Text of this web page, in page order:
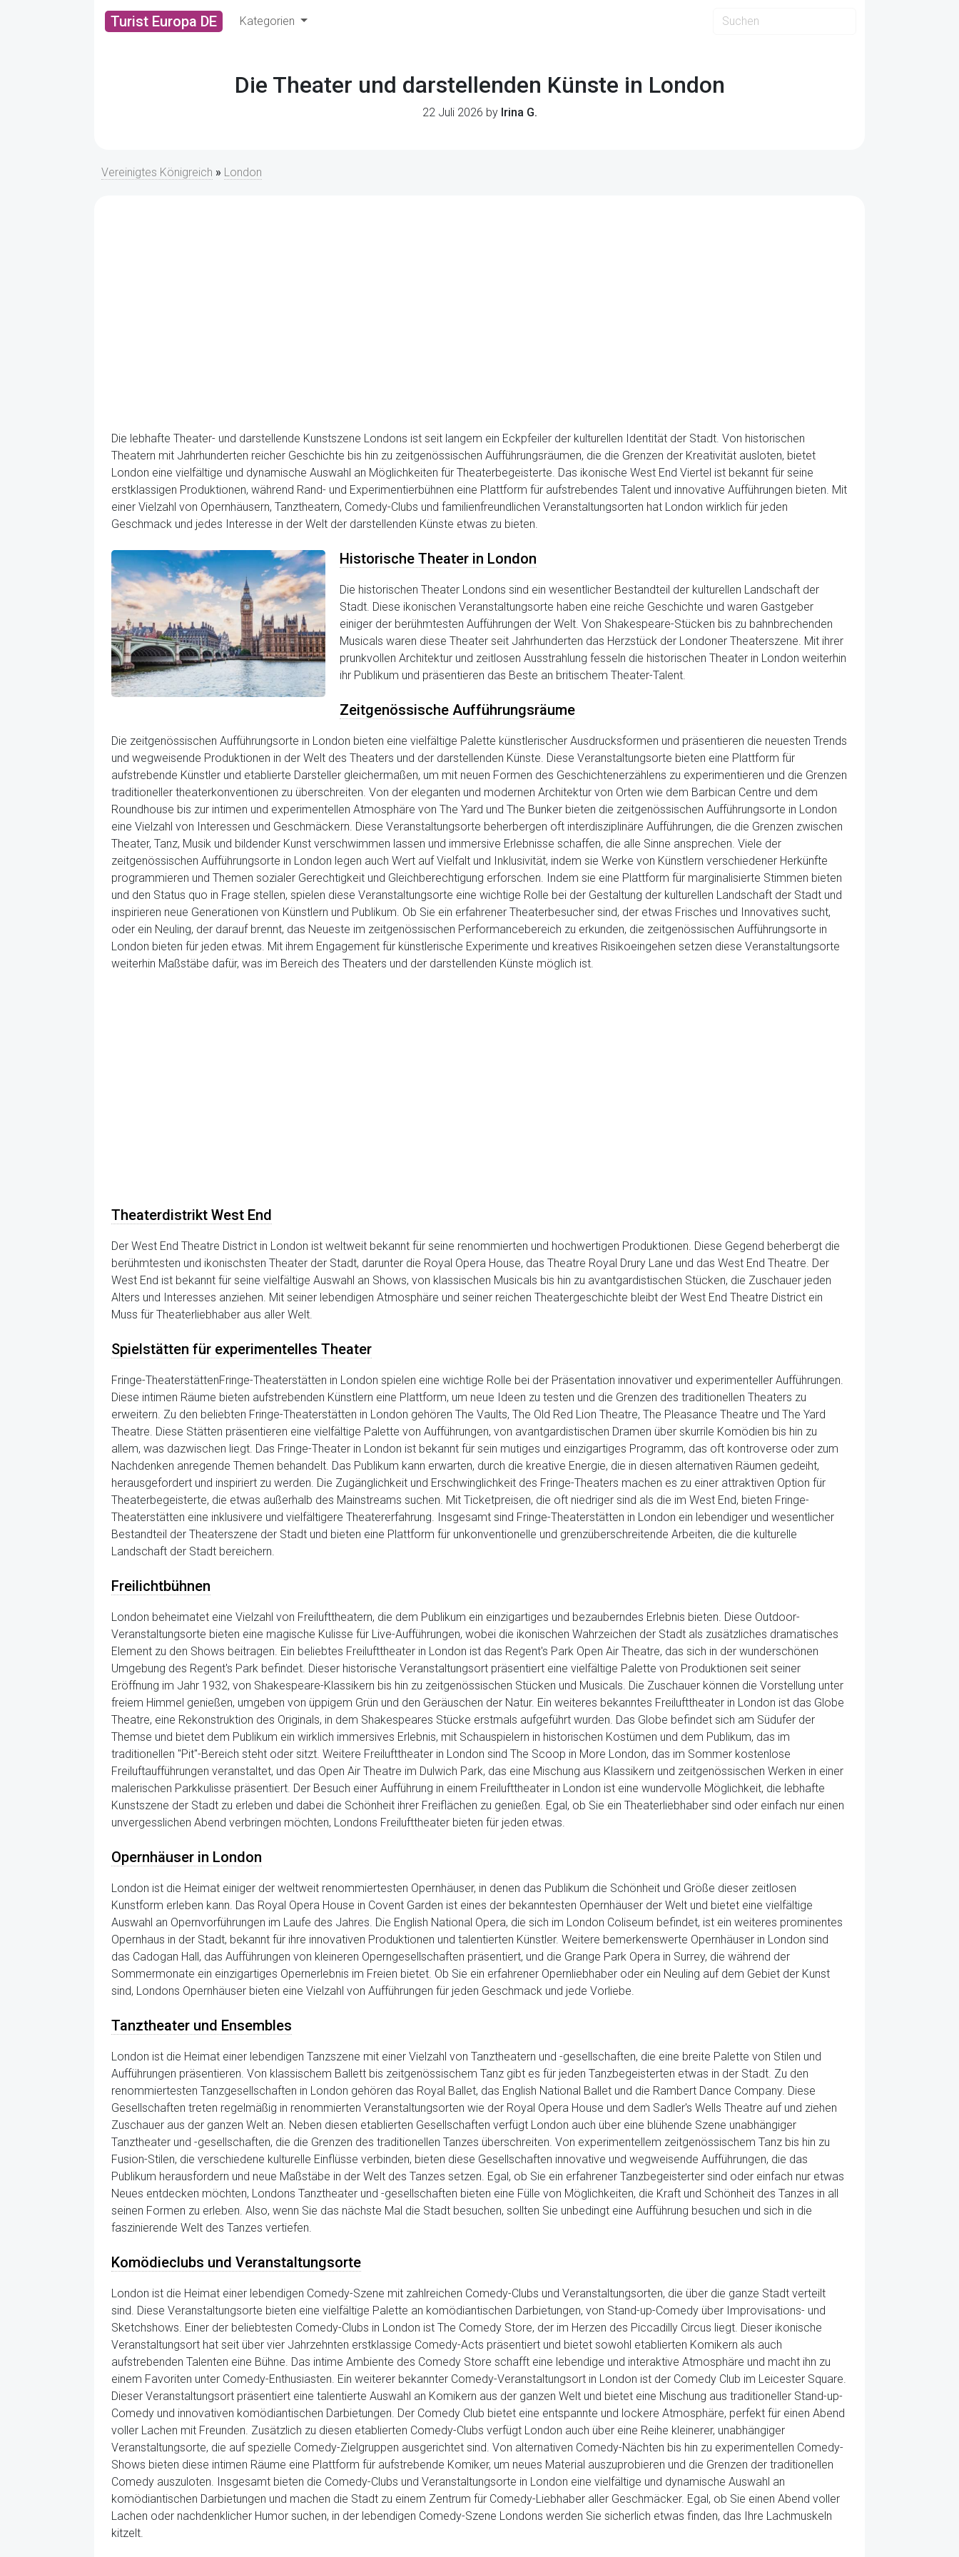
Turist Europa DE Kategorien
Die Theater und darstellenden Künste in London
22 Juli 2026 by Irina G.
Vereinigtes Königreich » London
Die lebhafte Theater- und darstellende Kunstszene Londons ist seit langem ein Eckpfeiler der kulturellen Identität der Stadt. Von historischen
Theatern mit Jahrhunderten reicher Geschichte bis hin zu zeitgenössischen Aufführungsräumen, die die Grenzen der Kreativität ausloten, bietet
London eine vielfältige und dynamische Auswahl an Möglichkeiten für Theaterbegeisterte. Das ikonische West End Viertel ist bekannt für seine
erstklassigen Produktionen, während Rand- und Experimentierbühnen eine Plattform für aufstrebendes Talent und innovative Aufführungen bieten. Mit
einer Vielzahl von Opernhäusern, Tanztheatern, Comedy-Clubs und familienfreundlichen Veranstaltungsorten hat London wirklich für jeden
Geschmack und jedes Interesse in der Welt der darstellenden Künste etwas zu bieten.
Historische Theater in London
Die historischen Theater Londons sind ein wesentlicher Bestandteil der kulturellen Landschaft der
Stadt. Diese ikonischen Veranstaltungsorte haben eine reiche Geschichte und waren Gastgeber
einiger der berühmtesten Aufführungen der Welt. Von Shakespeare-Stücken bis zu bahnbrechenden
Musicals waren diese Theater seit Jahrhunderten das Herzstück der Londoner Theaterszene. Mit ihrer
prunkvollen Architektur und zeitlosen Ausstrahlung fesseln die historischen Theater in London weiterhin
ihr Publikum und präsentieren das Beste an britischem Theater-Talent.
Zeitgenössische Aufführungsräume
Die zeitgenössischen Aufführungsorte in London bieten eine vielfältige Palette künstlerischer Ausdrucksformen und präsentieren die neuesten Trends
und wegweisende Produktionen in der Welt des Theaters und der darstellenden Künste. Diese Veranstaltungsorte bieten eine Plattform für
aufstrebende Künstler und etablierte Darsteller gleichermaßen, um mit neuen Formen des Geschichtenerzählens zu experimentieren und die Grenzen
traditioneller theaterkonventionen zu überschreiten. Von der eleganten und modernen Architektur von Orten wie dem Barbican Centre und dem
Roundhouse bis zur intimen und experimentellen Atmosphäre von The Yard und The Bunker bieten die zeitgenössischen Aufführungsorte in London
eine Vielzahl von Interessen und Geschmäckern. Diese Veranstaltungsorte beherbergen oft interdisziplinäre Aufführungen, die die Grenzen zwischen
Theater, Tanz, Musik und bildender Kunst verschwimmen lassen und immersive Erlebnisse schaffen, die alle Sinne ansprechen. Viele der
zeitgenössischen Aufführungsorte in London legen auch Wert auf Vielfalt und Inklusivität, indem sie Werke von Künstlern verschiedener Herkünfte
programmieren und Themen sozialer Gerechtigkeit und Gleichberechtigung erforschen. Indem sie eine Plattform für marginalisierte Stimmen bieten
und den Status quo in Frage stellen, spielen diese Veranstaltungsorte eine wichtige Rolle bei der Gestaltung der kulturellen Landschaft der Stadt und
inspirieren neue Generationen von Künstlern und Publikum. Ob Sie ein erfahrener Theaterbesucher sind, der etwas Frisches und Innovatives sucht,
oder ein Neuling, der darauf brennt, das Neueste im zeitgenössischen Performancebereich zu erkunden, die zeitgenössischen Aufführungsorte in
London bieten für jeden etwas. Mit ihrem Engagement für künstlerische Experimente und kreatives Risikoeingehen setzen diese Veranstaltungsorte
weiterhin Maßstäbe dafür, was im Bereich des Theaters und der darstellenden Künste möglich ist.
Theaterdistrikt West End
Der West End Theatre District in London ist weltweit bekannt für seine renommierten und hochwertigen Produktionen. Diese Gegend beherbergt die
berühmtesten und ikonischsten Theater der Stadt, darunter die Royal Opera House, das Theatre Royal Drury Lane und das West End Theatre. Der
West End ist bekannt für seine vielfältige Auswahl an Shows, von klassischen Musicals bis hin zu avantgardistischen Stücken, die Zuschauer jeden
Alters und Interesses anziehen. Mit seiner lebendigen Atmosphäre und seiner reichen Theatergeschichte bleibt der West End Theatre District ein
Muss für Theaterliebhaber aus aller Welt.
Spielstätten für experimentelles Theater
Fringe-TheaterstättenFringe-Theaterstätten in London spielen eine wichtige Rolle bei der Präsentation innovativer und experimenteller Aufführungen.
Diese intimen Räume bieten aufstrebenden Künstlern eine Plattform, um neue Ideen zu testen und die Grenzen des traditionellen Theaters zu
erweitern. Zu den beliebten Fringe-Theaterstätten in London gehören The Vaults, The Old Red Lion Theatre, The Pleasance Theatre und The Yard
Theatre. Diese Stätten präsentieren eine vielfältige Palette von Aufführungen, von avantgardistischen Dramen über skurrile Komödien bis hin zu
allem, was dazwischen liegt. Das Fringe-Theater in London ist bekannt für sein mutiges und einzigartiges Programm, das oft kontroverse oder zum
Nachdenken anregende Themen behandelt. Das Publikum kann erwarten, durch die kreative Energie, die in diesen alternativen Räumen gedeiht,
herausgefordert und inspiriert zu werden. Die Zugänglichkeit und Erschwinglichkeit des Fringe-Theaters machen es zu einer attraktiven Option für
Theaterbegeisterte, die etwas außerhalb des Mainstreams suchen. Mit Ticketpreisen, die oft niedriger sind als die im West End, bieten Fringe-
Theaterstätten eine inklusivere und vielfältigere Theatererfahrung. Insgesamt sind Fringe-Theaterstätten in London ein lebendiger und wesentlicher
Bestandteil der Theaterszene der Stadt und bieten eine Plattform für unkonventionelle und grenzüberschreitende Arbeiten, die die kulturelle
Landschaft der Stadt bereichern.
Freilichtbühnen
London beheimatet eine Vielzahl von Freilufttheatern, die dem Publikum ein einzigartiges und bezauberndes Erlebnis bieten. Diese Outdoor-
Veranstaltungsorte bieten eine magische Kulisse für Live-Aufführungen, wobei die ikonischen Wahrzeichen der Stadt als zusätzliches dramatisches
Element zu den Shows beitragen. Ein beliebtes Freilufttheater in London ist das Regent's Park Open Air Theatre, das sich in der wunderschönen
Umgebung des Regent's Park befindet. Dieser historische Veranstaltungsort präsentiert eine vielfältige Palette von Produktionen seit seiner
Eröffnung im Jahr 1932, von Shakespeare-Klassikern bis hin zu zeitgenössischen Stücken und Musicals. Die Zuschauer können die Vorstellung unter
freiem Himmel genießen, umgeben von üppigem Grün und den Geräuschen der Natur. Ein weiteres bekanntes Freilufttheater in London ist das Globe
Theatre, eine Rekonstruktion des Originals, in dem Shakespeares Stücke erstmals aufgeführt wurden. Das Globe befindet sich am Südufer der
Themse und bietet dem Publikum ein wirklich immersives Erlebnis, mit Schauspielern in historischen Kostümen und dem Publikum, das im
traditionellen "Pit"-Bereich steht oder sitzt. Weitere Freilufttheater in London sind The Scoop in More London, das im Sommer kostenlose
Freiluftaufführungen veranstaltet, und das Open Air Theatre im Dulwich Park, das eine Mischung aus Klassikern und zeitgenössischen Werken in einer
malerischen Parkkulisse präsentiert. Der Besuch einer Aufführung in einem Freilufttheater in London ist eine wundervolle Möglichkeit, die lebhafte
Kunstszene der Stadt zu erleben und dabei die Schönheit ihrer Freiflächen zu genießen. Egal, ob Sie ein Theaterliebhaber sind oder einfach nur einen
unvergesslichen Abend verbringen möchten, Londons Freilufttheater bieten für jeden etwas.
Opernhäuser in London
London ist die Heimat einiger der weltweit renommiertesten Opernhäuser, in denen das Publikum die Schönheit und Größe dieser zeitlosen
Kunstform erleben kann. Das Royal Opera House in Covent Garden ist eines der bekanntesten Opernhäuser der Welt und bietet eine vielfältige
Auswahl an Opernvorführungen im Laufe des Jahres. Die English National Opera, die sich im London Coliseum befindet, ist ein weiteres prominentes
Opernhaus in der Stadt, bekannt für ihre innovativen Produktionen und talentierten Künstler. Weitere bemerkenswerte Opernhäuser in London sind
das Cadogan Hall, das Aufführungen von kleineren Operngesellschaften präsentiert, und die Grange Park Opera in Surrey, die während der
Sommermonate ein einzigartiges Opernerlebnis im Freien bietet. Ob Sie ein erfahrener Opernliebhaber oder ein Neuling auf dem Gebiet der Kunst
sind, Londons Opernhäuser bieten eine Vielzahl von Aufführungen für jeden Geschmack und jede Vorliebe.
Tanztheater und Ensembles
London ist die Heimat einer lebendigen Tanzszene mit einer Vielzahl von Tanztheatern und -gesellschaften, die eine breite Palette von Stilen und
Aufführungen präsentieren. Von klassischem Ballett bis zeitgenössischem Tanz gibt es für jeden Tanzbegeisterten etwas in der Stadt. Zu den
renommiertesten Tanzgesellschaften in London gehören das Royal Ballet, das English National Ballet und die Rambert Dance Company. Diese
Gesellschaften treten regelmäßig in renommierten Veranstaltungsorten wie der Royal Opera House und dem Sadler's Wells Theatre auf und ziehen
Zuschauer aus der ganzen Welt an. Neben diesen etablierten Gesellschaften verfügt London auch über eine blühende Szene unabhängiger
Tanztheater und -gesellschaften, die die Grenzen des traditionellen Tanzes überschreiten. Von experimentellem zeitgenössischem Tanz bis hin zu
Fusion-Stilen, die verschiedene kulturelle Einflüsse verbinden, bieten diese Gesellschaften innovative und wegweisende Aufführungen, die das
Publikum herausfordern und neue Maßstäbe in der Welt des Tanzes setzen. Egal, ob Sie ein erfahrener Tanzbegeisterter sind oder einfach nur etwas
Neues entdecken möchten, Londons Tanztheater und -gesellschaften bieten eine Fülle von Möglichkeiten, die Kraft und Schönheit des Tanzes in all
seinen Formen zu erleben. Also, wenn Sie das nächste Mal die Stadt besuchen, sollten Sie unbedingt eine Aufführung besuchen und sich in die
faszinierende Welt des Tanzes vertiefen.
Komödieclubs und Veranstaltungsorte
London ist die Heimat einer lebendigen Comedy-Szene mit zahlreichen Comedy-Clubs und Veranstaltungsorten, die über die ganze Stadt verteilt
sind. Diese Veranstaltungsorte bieten eine vielfältige Palette an komödiantischen Darbietungen, von Stand-up-Comedy über Improvisations- und
Sketchshows. Einer der beliebtesten Comedy-Clubs in London ist The Comedy Store, der im Herzen des Piccadilly Circus liegt. Dieser ikonische
Veranstaltungsort hat seit über vier Jahrzehnten erstklassige Comedy-Acts präsentiert und bietet sowohl etablierten Komikern als auch
aufstrebenden Talenten eine Bühne. Das intime Ambiente des Comedy Store schafft eine lebendige und interaktive Atmosphäre und macht ihn zu
einem Favoriten unter Comedy-Enthusiasten. Ein weiterer bekannter Comedy-Veranstaltungsort in London ist der Comedy Club im Leicester Square.
Dieser Veranstaltungsort präsentiert eine talentierte Auswahl an Komikern aus der ganzen Welt und bietet eine Mischung aus traditioneller Stand-up-
Comedy und innovativen komödiantischen Darbietungen. Der Comedy Club bietet eine entspannte und lockere Atmosphäre, perfekt für einen Abend
voller Lachen mit Freunden. Zusätzlich zu diesen etablierten Comedy-Clubs verfügt London auch über eine Reihe kleinerer, unabhängiger
Veranstaltungsorte, die auf spezielle Comedy-Zielgruppen ausgerichtet sind. Von alternativen Comedy-Nächten bis hin zu experimentellen Comedy-
Shows bieten diese intimen Räume eine Plattform für aufstrebende Komiker, um neues Material auszuprobieren und die Grenzen der traditionellen
Comedy auszuloten. Insgesamt bieten die Comedy-Clubs und Veranstaltungsorte in London eine vielfältige und dynamische Auswahl an
komödiantischen Darbietungen und machen die Stadt zu einem Zentrum für Comedy-Liebhaber aller Geschmäcker. Egal, ob Sie einen Abend voller
Lachen oder nachdenklicher Humor suchen, in der lebendigen Comedy-Szene Londons werden Sie sicherlich etwas finden, das Ihre Lachmuskeln
kitzelt.